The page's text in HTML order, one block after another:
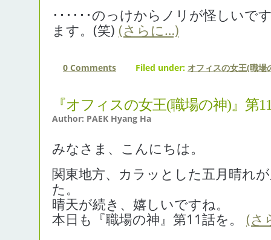
･･････のっけからノリが怪しいで
ます。(笑) (さらに…)
0 Comments Filed under: オフィスの女王(職場
『オフィスの女王(職場の神)』第
Author: PAEK Hyang Ha
みなさま、こんにちは。
関東地方、カラッとした五月晴れ
た。
晴天が続き、嬉しいですね。
本日も『職場の神』第11話を。 (さ